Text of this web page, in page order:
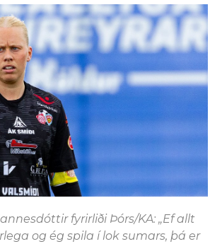
fyrirliði Þórs/KA: „Ef allt
og ég spila í lok sumars, þá er